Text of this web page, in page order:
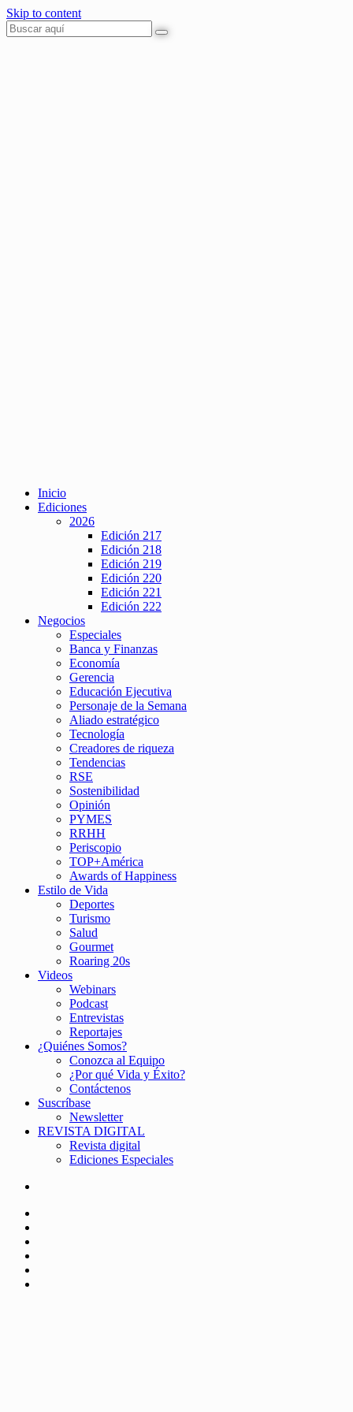
Skip to content
Inicio
Ediciones
2026
Edición 217
Edición 218
Edición 219
Edición 220
Edición 221
Edición 222
Negocios
Especiales
Banca y Finanzas
Economía
Gerencia
Educación Ejecutiva
Personaje de la Semana
Aliado estratégico
Tecnología
Creadores de riqueza
Tendencias
RSE
Sostenibilidad
Opinión
PYMES
RRHH
Periscopio
TOP+América
Awards of Happiness
Estilo de Vida
Deportes
Turismo
Salud
Gourmet
Roaring 20s
Videos
Webinars
Podcast
Entrevistas
Reportajes
¿Quiénes Somos?
Conozca al Equipo
¿Por qué Vida y Éxito?
Contáctenos
Suscríbase
Newsletter
REVISTA DIGITAL
Revista digital
Ediciones Especiales